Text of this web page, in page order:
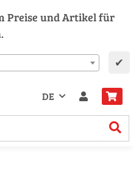
Preise und Artikel für
✔
DE